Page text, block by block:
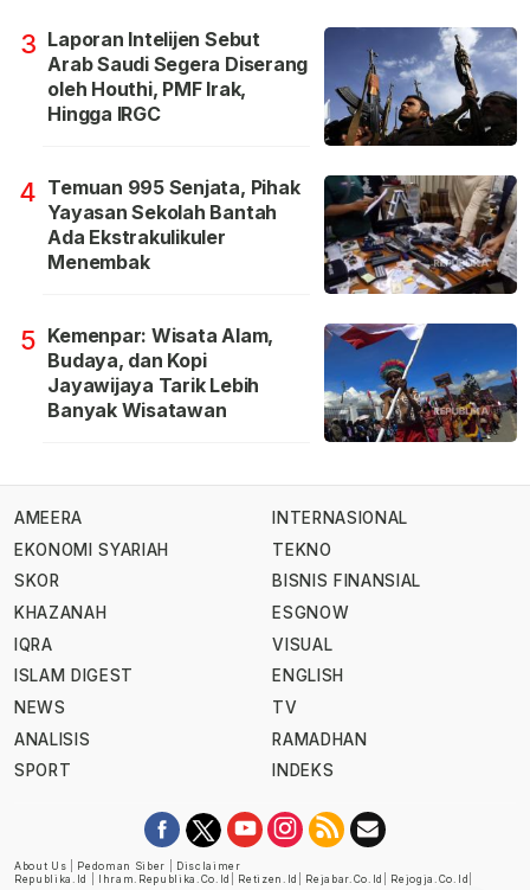
3 Laporan Intelijen Sebut
Arab Saudi Segera Diserang
oleh Houthi, PMF Irak,
Hingga IRGC
4 Temuan 995 Senjata, Pihak
Yayasan Sekolah Bantah
Ada Ekstrakulikuler
Menembak
5 Kemenpar: Wisata Alam,
Budaya, dan Kopi
Jayawijaya Tarik Lebih
Banyak Wisatawan
AMEERA
EKONOMI SYARIAH
SKOR
KHAZANAH
IQRA
ISLAM DIGEST
NEWS
ANALISIS
SPORT
INTERNASIONAL
TEKNO
BISNIS FINANSIAL
ESGNOW
VISUAL
ENGLISH
TV
RAMADHAN
INDEKS
About Us Pedoman Siber
Disclaimer
Republika.id
Ihram.republika.co.id Retizen.id Rejabar.co.id Rejogja.co.id